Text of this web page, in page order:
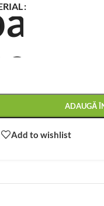
ADAUGĂ
Add to wishlist